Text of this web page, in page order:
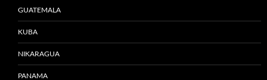
GUATEMALA
KUBA
NIKARAGUA
PANAMA